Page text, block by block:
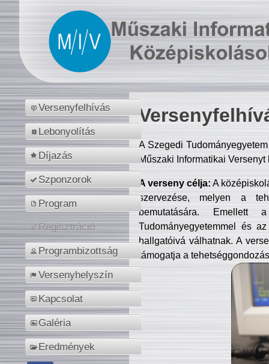
Versenyfelhívás
Lebonyolítás
Díjazás
Szponzorok
Program
Regisztráció
Programbizottság
Versenyhelyszín
Kapcsolat
Galéria
Eredmények
A Szegedi
Műszaki Informatikai
A verseny célja: A
szervezése, melyen a
bemutatására. Emellett
Tudományegyetemmel és
hallgatóivá válhatnak. A
támogatja a